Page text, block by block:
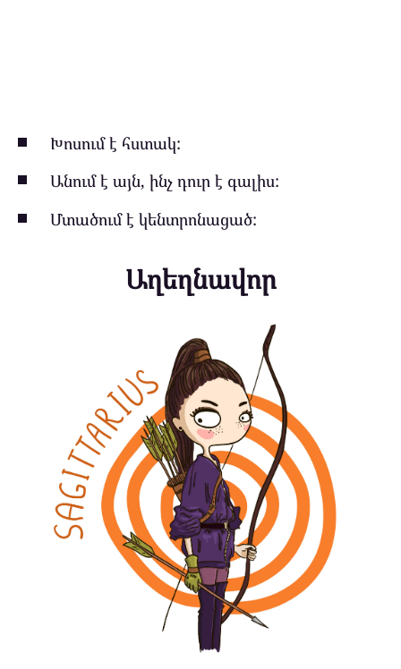
Խոսում է հստակ:
Անում է այն, ինչ դուր է գալիս:
Մտածում է կենտրոնացած:
Աղեղնավոր